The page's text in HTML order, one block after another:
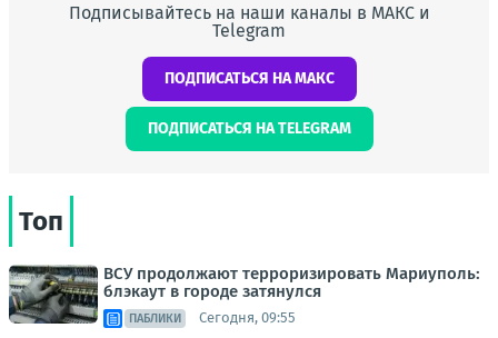
Подписывайтесь на наши каналы в МАКС и
Telegram
ПОДПИСАТЬСЯ НА МАКС
ПОДПИСАТЬСЯ НА TELEGRAM
Топ
ВСУ продолжают терроризировать Мариуполь:
блэкаут в городе затянулся
ПАБЛИКИ Сегодня, 09:55